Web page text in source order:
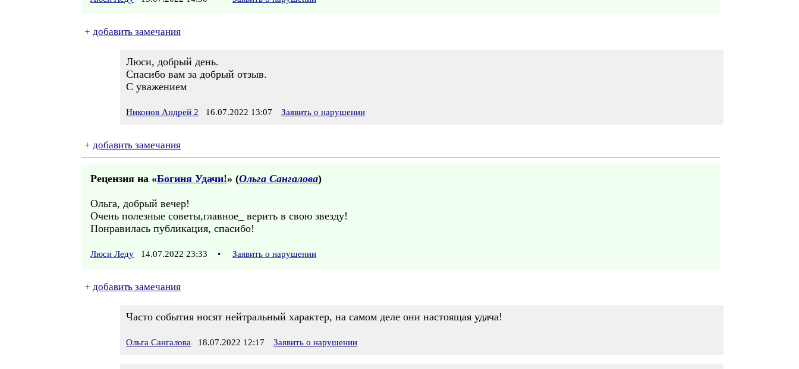
+ добавить замечания
Люси, добрый день.
Спасибо вам за добрый отзыв.
С уважением
Никонов Андрей 2 16.07.2022 13:07 Заявить о нарушении
+ добавить замечания
Рецензия на «Богиня Удачи!» (Ольга Сангалова)
Ольга, добрый вечер!
Очень полезные советы,главное_ верить в свою звезду!
Понравилась публикация, спасибо!
Люси Леду 14.07.2022 23:33 • Заявить о нарушении
+ добавить замечания
Часто события носят нейтральный характер, на самом деле они настоящая удача!
Ольга Сангалова 18.07.2022 12:17 Заявить о нарушении